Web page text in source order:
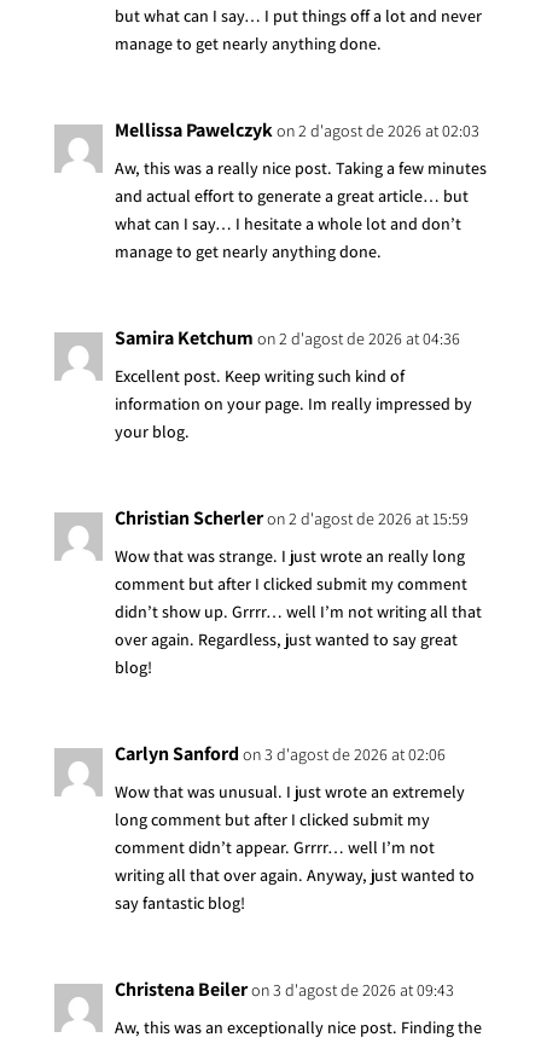
but what can I say… I put things off a lot and never
manage to get nearly anything done.
Mellissa Pawelczykon 2 d'agost de 2026 at 02:03
Aw, this was a really nice post. Taking a few minutes
and actual effort to generate a great article… but
what can I say… I hesitate a whole lot and don’t
manage to get nearly anything done.
Samira Ketchum on 2 d'agost de 2026 at 04:36
Excellent post. Keep writing such kind of
information on your page. Im really impressed by
your blog.
Christian Scherleron 2 d'agost de 2026 at 15:59
Wow that was strange. I just wrote an really long
comment but after I clicked submit my comment
didn’t show up. Grrrr… well I’m not writing all that
over again. Regardless, just wanted to say great
blog!
Carlyn Sanford on 3 d'agost de 2026 at 02:06
Wow that was unusual. I just wrote an extremely
long comment but after I clicked submit my
comment didn’t appear. Grrrr… well I’m not
writing all that over again. Anyway, just wanted to
say fantastic blog!
Christena Beileron 3 d'agost de 2026 at 09:43
Aw, this was an exceptionally nice post. Finding the